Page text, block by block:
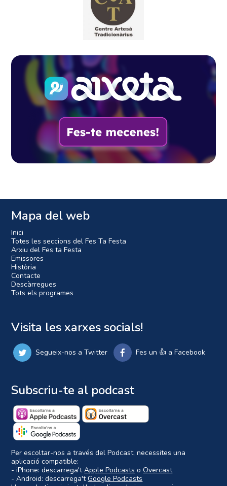
Mapa del web
Inici
Totes les seccions del Fes Ta Festa
Arxiu del Fes ta Festa
Emissores
Història
Contacte
Descàrregues
Tots els programes
Visita les xarxes socials!
Segueix-nos a Twitter Fes un 👍 a Facebook
Subscriu-te al podcast
Per escoltar-nos a través del Podcast, necessites una
aplicació compatible:
- iPhone: descarrega'tApple Podcasts oOvercast
- Android: descarrega'tGoogle Podcasts